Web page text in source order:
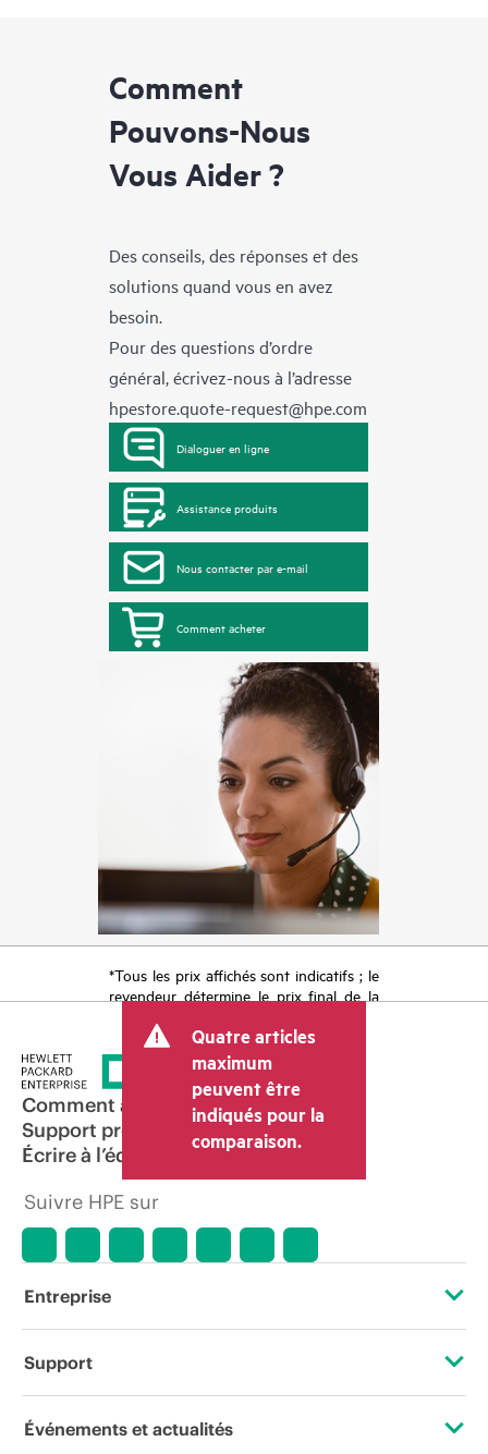
Comment
Pouvons-Nous
Vous Aider ?
Des conseils, des réponses et des
solutions quand vous en avez
besoin.
Pour des questions d’ordre
général, écrivez-nous à l’adresse
hpestore.quote-request@hpe.com
Dialoguer en ligne
Assistance produits
Nous contacter par e-mail
Comment acheter
*Tous les prix affichés sont indicatifs ; le
revendeur détermine le prix final de la
tels que la TVA ou les taxes sur la vente
et les frais d’expédition. Le prix de la
transaction déterminé par le revendeur
peut varier par rapport à d’autres
revendeurs et au prix indicatif affiché.
Les prix indicatifs peuvent inclure des
offres promotionnelles limitées dans le
temps. HPE se réserve le droit d’ajuster
les prix à tout moment pour diverses
l’arrêt d’un produit, la disponibilité
période de promotion et des erreurs
dans les publicités.
Quatre articles
maximum
peuvent être
indiqués pour la
comparaison.
Comment acheter
Support produit
Écrire à l’équipe commerciale
Suivre HPE sur
Entreprise
À propos de HPE
Support
Services d’assistance opérationnelle (OSS)
Événements et actualités